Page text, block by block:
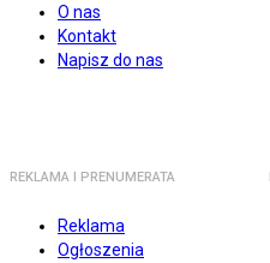
O nas
Kontakt
Napisz do nas
REKLAMA I PRENUMERATA
Reklama
Ogłoszenia